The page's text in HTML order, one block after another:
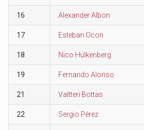
16 Alexander Albon
17 Esteban Ocon
18 Nico Hülkenberg
19 Fernando Alonso
21 Valtteri Bottas
22 Sergio Pérez